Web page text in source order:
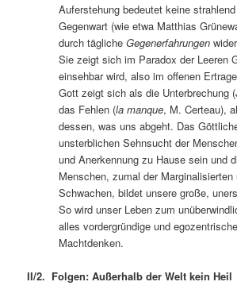
Auferstehung bedeutet keine
Gegenwart (wie etwa Matthias
durch täglicheGegenerfahrungen
Sie zeigt sich im Paradox der Leeren
einsehbar wird, also im offenen
Gott zeigt sich als die Unterbrechung
das Fehlen (la manque, M. Certeau),
dessen, was uns abgeht. Das
unsterblichen Sehnsucht der
und Anerkennung zu Hause sein und
Menschen, zumal der Marginalisierten
Schwachen, bildet unsere große,
So wird unser Leben zum
alles vordergründige und
Machtdenken.
II/2. Folgen: Außerhalb der Welt kein Heil